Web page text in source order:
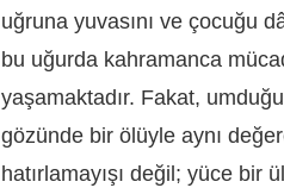
uğruna yuvasını ve çocuğu
bu uğurda kahramanca
yaşamaktadır. Fakat, umduğu
gözünde bir ölüyle aynı
hatırlamayışı değil; yüce bir